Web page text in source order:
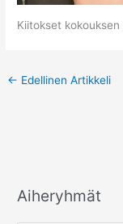
Kiitokset
← Edellinen Artikkeli
Aiheryhmät
A